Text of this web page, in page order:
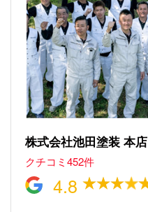
株式会社池田塗装 本店
クチコミ452件
4.8